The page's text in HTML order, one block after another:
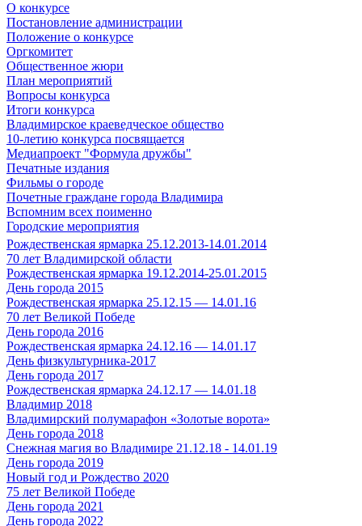
О конкурсе
Постановление администрации
Положение о конкурсе
Оргкомитет
Общественное жюри
План мероприятий
Вопросы конкурса
Итоги конкурса
Владимирское краеведческое общество
10-летию конкурса посвящается
Медиапроект "Формула дружбы"
Печатные издания
Фильмы о городе
Почетные граждане города Владимира
Вспомним всех поименно
Городские мероприятия
Рождественская ярмарка 25.12.2013-14.01.2014
70 лет Владимирской области
Рождественская ярмарка 19.12.2014-25.01.2015
День города 2015
Рождественская ярмарка 25.12.15 — 14.01.16
70 лет Великой Победе
День города 2016
Рождественская ярмарка 24.12.16 — 14.01.17
День физкультурника-2017
День города 2017
Рождественская ярмарка 24.12.17 — 14.01.18
Владимир 2018
Владимирский полумарафон «Золотые ворота»
День города 2018
Снежная магия во Владимире 21.12.18 - 14.01.19
День города 2019
Новый год и Рождество 2020
75 лет Великой Победе
День города 2021
День города 2022